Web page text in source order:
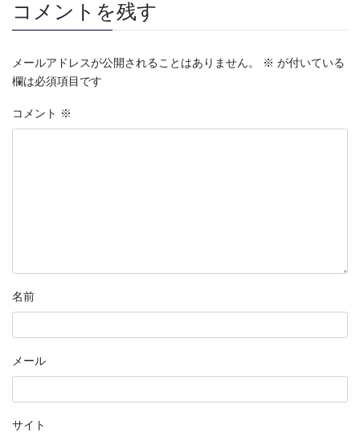
コメントを残す
メールアドレスが公開されることはありません。 ※ が付いている
欄は必須項目です
コメント ※
名前
メール
サイト